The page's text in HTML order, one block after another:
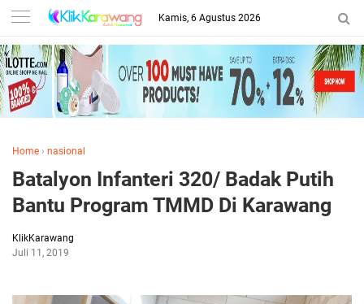
Kamis, 6 Agustus 2026
Home › nasional
Batalyon Infanteri 320/ Badak Putih
Bantu Program TMMD Di Karawang
KlikKarawang
Juli 11, 2019